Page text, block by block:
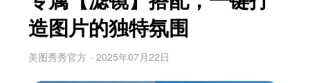
造图片的独特氛围
美图秀秀官方 · 2025年07月22日